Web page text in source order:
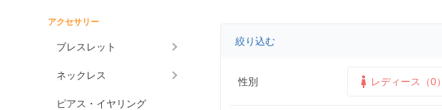
アクセサリー
ブレスレット
ネックレス
ピアス・イヤリング
絞り込む
性別 レディース（0）